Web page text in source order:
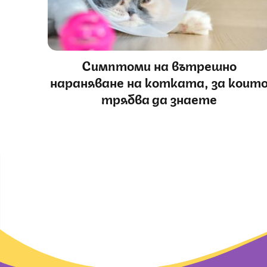
Симптоми на вътрешно
нараняване на котката, за
трябва да знаете